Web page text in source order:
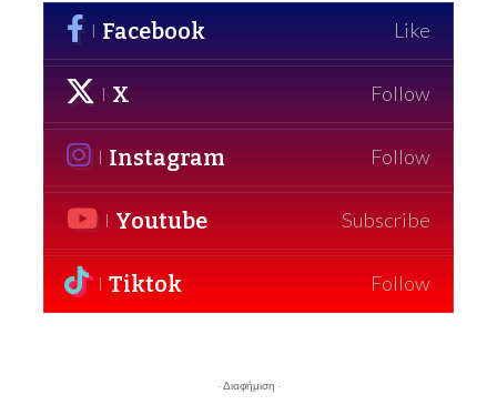
Facebook Like
X Follow
Instagram Follow
Youtube Subscribe
Tiktok Follow
- Διαφήμιση -